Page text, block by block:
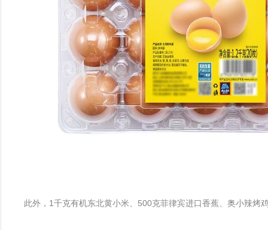
此外，1千克有机东北黄小米、500克菲律宾进口香蕉、奥小辣烤